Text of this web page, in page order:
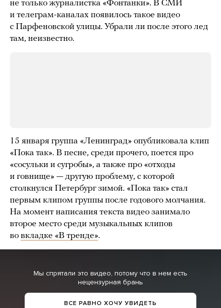
не только журналистка «Фонтанки». В СМИ
и телеграм-каналах появилось такое видео
с Парфеновской улицы. Убрали ли после этого лед
там, неизвестно.
15 января группа «Ленинград» опубликовала клип
«Пока так». В песне, среди прочего, поется про
«сосульки и сугробы», а также про «отходы
и говнище» — другую проблему, с которой
столкнулся Петербург зимой. «Пока так» стал
первым клипом группы после годового молчания.
На момент написания текста видео занимало
второе место среди музыкальных клипов
во вкладке «В тренде».
Мы спрятали это видео, потому что в нем есть
нецензурная брань
ВСЕ РАВНО ХОЧУ УВИДЕТЬ